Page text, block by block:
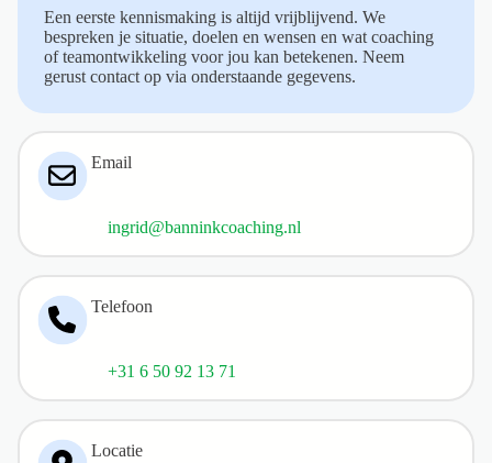
Een eerste kennismaking is altijd vrijblijvend. We
bespreken je situatie, doelen en wensen en wat coaching
of teamontwikkeling voor jou kan betekenen. Neem
gerust contact op via onderstaande gegevens.
Email
ingrid@banninkcoaching.nl
Telefoon
+31 6 50 92 13 71
Locatie